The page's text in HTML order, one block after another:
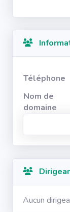
Téléphone
Nom de
domaine
Aucun